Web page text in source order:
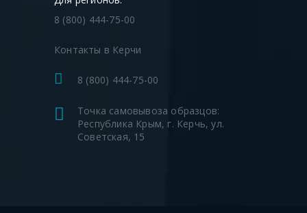
8 (800) 444-75-00
Контакты в Керчи
8 (800) 444-75-00
Точка самовывоза образцов:
Республика Крым, г. Керчь, ул.
Советская, 15